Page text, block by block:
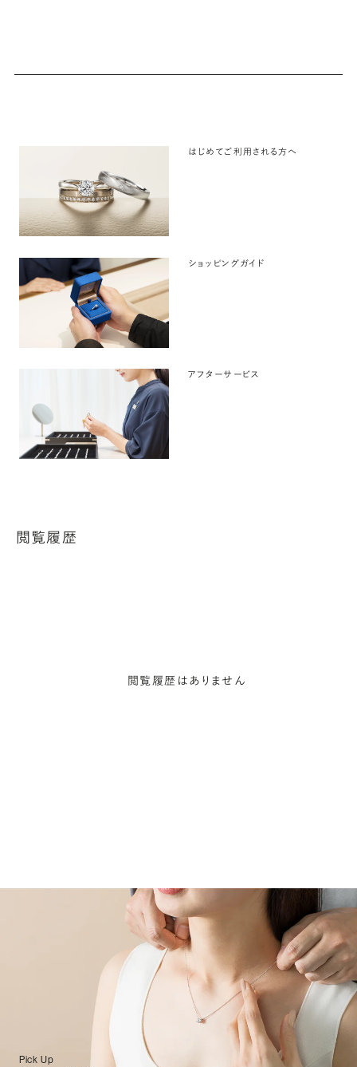
はじめてご利用される方へ
ショッピングガイド
アフターサービス
閲覧履歴
閲覧履歴はありません
Pick Up